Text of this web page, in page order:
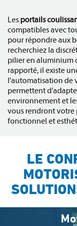
Les portails
compatibles avec
pour répondre aux
recherchiez la
pilier en aluminium
rapporté, il existe
l'automatisation de
permettent
environnement et
vous rendront votre
fonctionnel et
LE